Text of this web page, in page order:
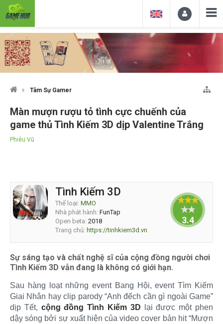
Tâm Sự Gamer
Màn mượn rượu tỏ tình cực chuếnh của
game thủ Tình Kiếm 3D dịp Valentine Trắng
Phiêu Vũ
Tình Kiếm 3D
Thể loại: MMO
Nhà phát hành: FunTap
Open beta: 2018
Trang chủ: https://tinhkiem3d.vn
3.4
Sự sáng tạo và chất nghệ sĩ của cộng đồng người chơi
Tình Kiếm 3D vẫn đang là không có giới hạn.
Sau hàng loạt những event Bang Hội, event Tìm Kiếm
Giai Nhân hay clip parody “Anh đếch cần gì ngoài Game”
dịp Tết, cộng đồng Tình Kiếm 3D lại được một phen
dậy sóng bởi sự xuất hiện của video cover bản hit “Mượn